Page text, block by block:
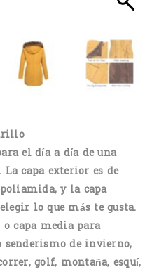
el día a día de una
capa exterior es de
y la capa
lo que más te gusta.
capa media para
de invierno,
golf, montaña, esquí,